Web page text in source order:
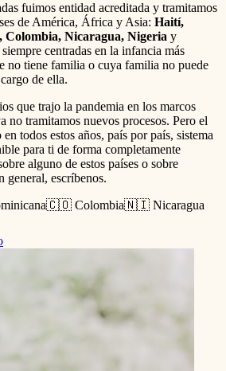
fuimos entidad acreditada y tramitamos
de América, África y Asia: Haití,
Colombia, Nicaragua, Nigeria y
centradas en la infancia más
no tiene familia o cuya familia no puede
de ella.
que trajo la pandemia en los marcos
no tramitamos nuevos procesos. Pero el
todos estos años, país por país, sistema
para ti de forma completamente
alguno de estos países o sobre
general, escríbenos.
🇨🇴 Colombia🇳🇮 Nicaragua